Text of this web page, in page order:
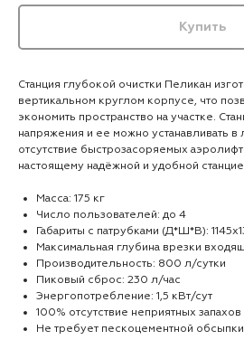
Купить
Станция глубокой очистки Пеликан
вертикальном круглом корпусе, что
экономить пространство на участке.
напряжения и ее можно устанавливать в
отсутствие быстрозасоряемых
настоящему надёжной и удобной
Масса: 175 кг
Число пользователей: до 4
Габариты с патрубками (Д*Ш*В):
Максимальная глубина врезки
Производительность: 800 л/сутки
Пиковый сброс: 230 л/час
Энергопотребление: 1,5 кВт/сут
100% отсутствие неприятных запахов
Не требует пескоцементной обсыпки